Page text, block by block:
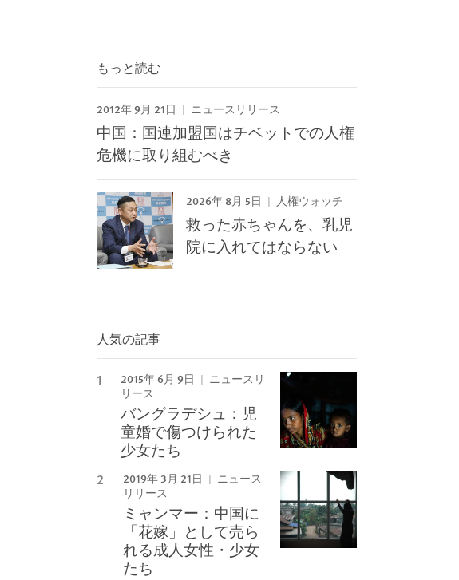
もっと読む
2012年 9月 21日 ニュースリリース
中国：国連加盟国はチベットでの人権
危機に取り組むべき
2026年 8月 5日 人権ウォッチ
救った赤ちゃんを、乳児
院に入れてはならない
人気の記事
2015年 6月 9日
ニュースリ
リース
バングラデシュ：児
童婚で傷つけられた
少女たち
2019年 3月 21日
ニュース
リリース
ミャンマー：中国に
「花嫁」として売ら
れる成人女性・少女
たち